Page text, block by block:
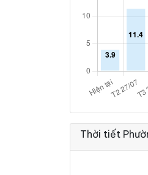
Thời tiết